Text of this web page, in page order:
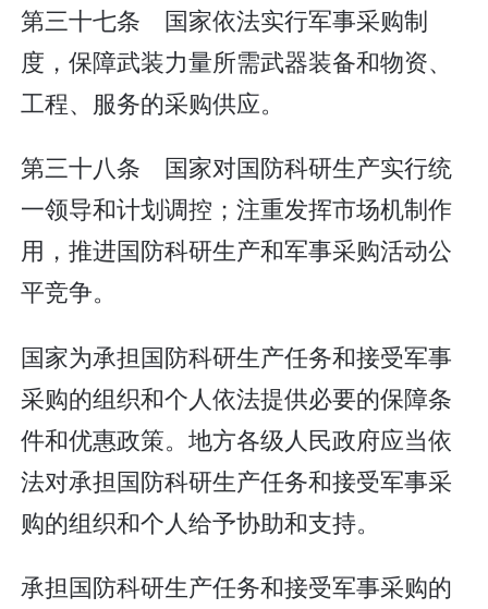
第三十七条 国家依法实行军事采购制
度，保障武装力量所需武器装备和物资、
工程、服务的采购供应。
第三十八条 国家对国防科研生产实行统
一领导和计划调控；注重发挥市场机制作
用，推进国防科研生产和军事采购活动公
平竞争。
国家为承担国防科研生产任务和接受军事
采购的组织和个人依法提供必要的保障条
件和优惠政策。地方各级人民政府应当依
法对承担国防科研生产任务和接受军事采
购的组织和个人给予协助和支持。
承担国防科研生产任务和接受军事采购的